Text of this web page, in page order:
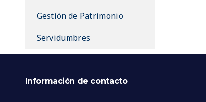
Gestión de Patrimonio
Servidumbres
Información de contacto